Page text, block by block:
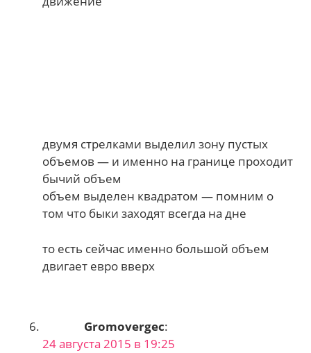
двумя стрелками выделил зону пустых
объемов — и именно на границе проходит
бычий объем
объем выделен квадратом — помним о
том что быки заходят всегда на дне
то есть сейчас именно большой объем
двигает евро вверх
Gromovergec:
24 августа 2015 в 19:25